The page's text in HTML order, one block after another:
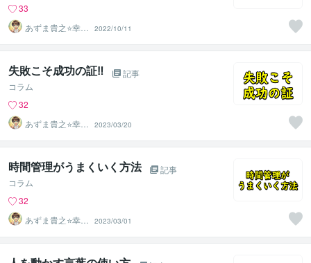
33
あずま貴之⭐幸せ
自分軸の生き方
育成コーチ
2022/10/11
失敗こそ成功の証‼
記事
コラム
32
あずま貴之⭐幸せ
自分軸の生き方
育成コーチ
2023/03/20
時間管理がうまくいく方法
記事
コラム
32
あずま貴之⭐幸せ
自分軸の生き方
育成コーチ
2023/03/01